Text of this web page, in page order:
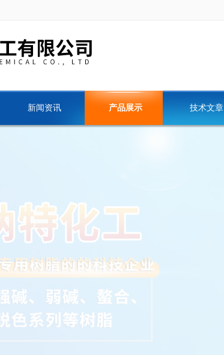
新闻资讯 产品展示 技术文章